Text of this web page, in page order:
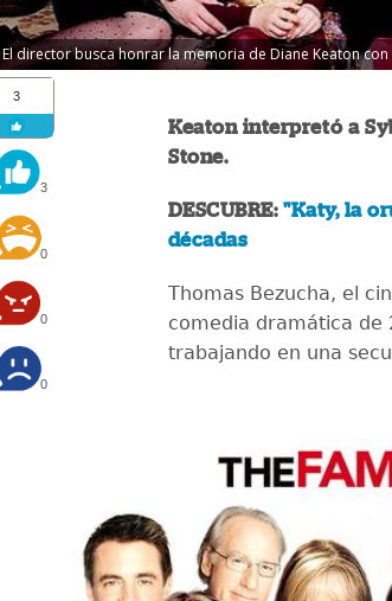
El director busca honrar la memoria de Diane Keaton con
3
3
0
0
0
Keaton interpretó a
Stone.
DESCUBRE:"Katy, la
décadas
Thomas Bezucha, el
comedia dramática de
trabajando en una